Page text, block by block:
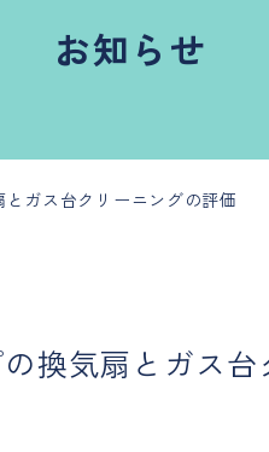
お知らせ
ガス台クリーニングの評価
換気扇とガス台